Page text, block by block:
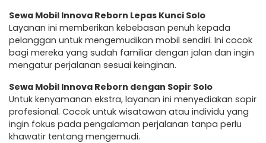
Sewa Mobil Innova Reborn Lepas Kunci Solo
Layanan ini memberikan kebebasan penuh kepada
pelanggan untuk mengemudikan mobil sendiri. Ini cocok
bagi mereka yang sudah familiar dengan jalan dan ingin
mengatur perjalanan sesuai keinginan.
Sewa Mobil Innova Reborn dengan Sopir Solo
Untuk kenyamanan ekstra, layanan ini menyediakan sopir
profesional. Cocok untuk wisatawan atau individu yang
ingin fokus pada pengalaman perjalanan tanpa perlu
khawatir tentang mengemudi.